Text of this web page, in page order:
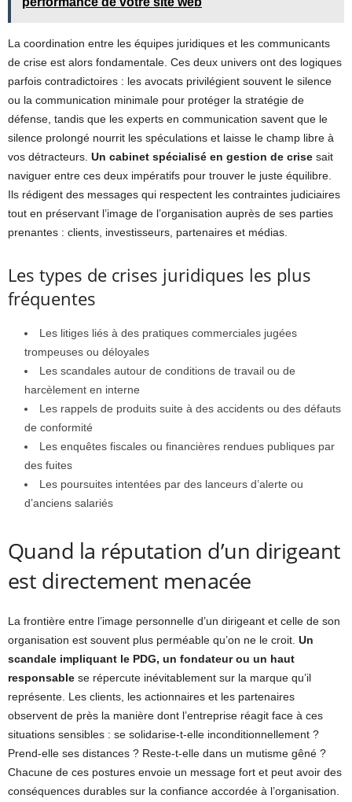
La coordination entre les équipes juridiques et les communicants
de crise est alors fondamentale. Ces deux univers ont des logiques
parfois contradictoires : les avocats privilégient souvent le silence
ou la communication minimale pour protéger la stratégie de
défense, tandis que les experts en communication savent que le
silence prolongé nourrit les spéculations et laisse le champ libre à
vos détracteurs. Un cabinet spécialisé en gestion de crise sait
naviguer entre ces deux impératifs pour trouver le juste équilibre.
Ils rédigent des messages qui respectent les contraintes judiciaires
tout en préservant l’image de l’organisation auprès de ses parties
prenantes : clients, investisseurs, partenaires et médias.
Les types de crises juridiques les plus
fréquentes
Les litiges liés à des pratiques commerciales jugées
trompeuses ou déloyales
Les scandales autour de conditions de travail ou de
harcèlement en interne
Les rappels de produits suite à des accidents ou des défauts
de conformité
Les enquêtes fiscales ou financières rendues publiques par
des fuites
Les poursuites intentées par des lanceurs d’alerte ou
d’anciens salariés
Quand la réputation d’un dirigeant
est directement menacée
La frontière entre l’image personnelle d’un dirigeant et celle de son
organisation est souvent plus perméable qu’on ne le croit. Un
scandale impliquant le PDG, un fondateur ou un haut
responsable se répercute inévitablement sur la marque qu’il
représente. Les clients, les actionnaires et les partenaires
observent de près la manière dont l’entreprise réagit face à ces
situations sensibles : se solidarise-t-elle inconditionnellement ?
Prend-elle ses distances ? Reste-t-elle dans un mutisme gêné ?
Chacune de ces postures envoie un message fort et peut avoir des
conséquences durables sur la confiance accordée à l’organisation.